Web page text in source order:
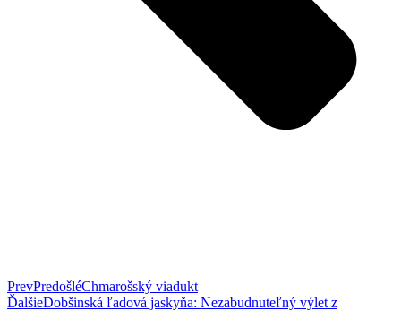
PrevPredošléChmarošský viadukt
ĎalšieDobšinská ľadová jaskyňa: Nezabudnuteľný výlet z